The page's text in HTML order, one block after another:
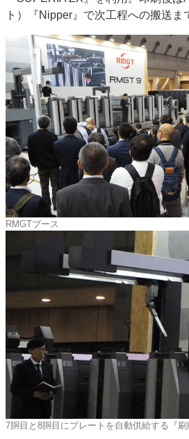
運営
会社案内
購読・購入申し込み
お問い合わせ
ト）『Nipper』で次工程への搬送ま
RMGTブース
7胴目と8胴目にプレートを自動供給する『